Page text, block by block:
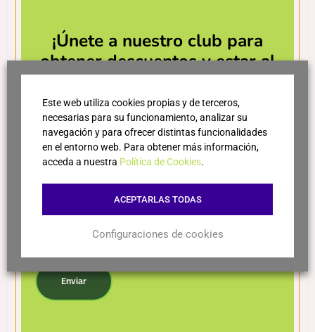
Leer más Leer más
L’Anit
31,96€
Sang de Corb
Este web utiliza cookies propias y de terceros,
necesarias para su funcionamiento, analizar su
navegación y para ofrecer distintas funcionalidades
en el entorno web. Para obtener más información,
acceda a nuestra Política de Cookies.
ACEPTARLAS TODAS
Configuraciones de cookies
¡Únete a nuestro club para
obtener descuentos y estar al
día de las últimas novedades!
Enviar